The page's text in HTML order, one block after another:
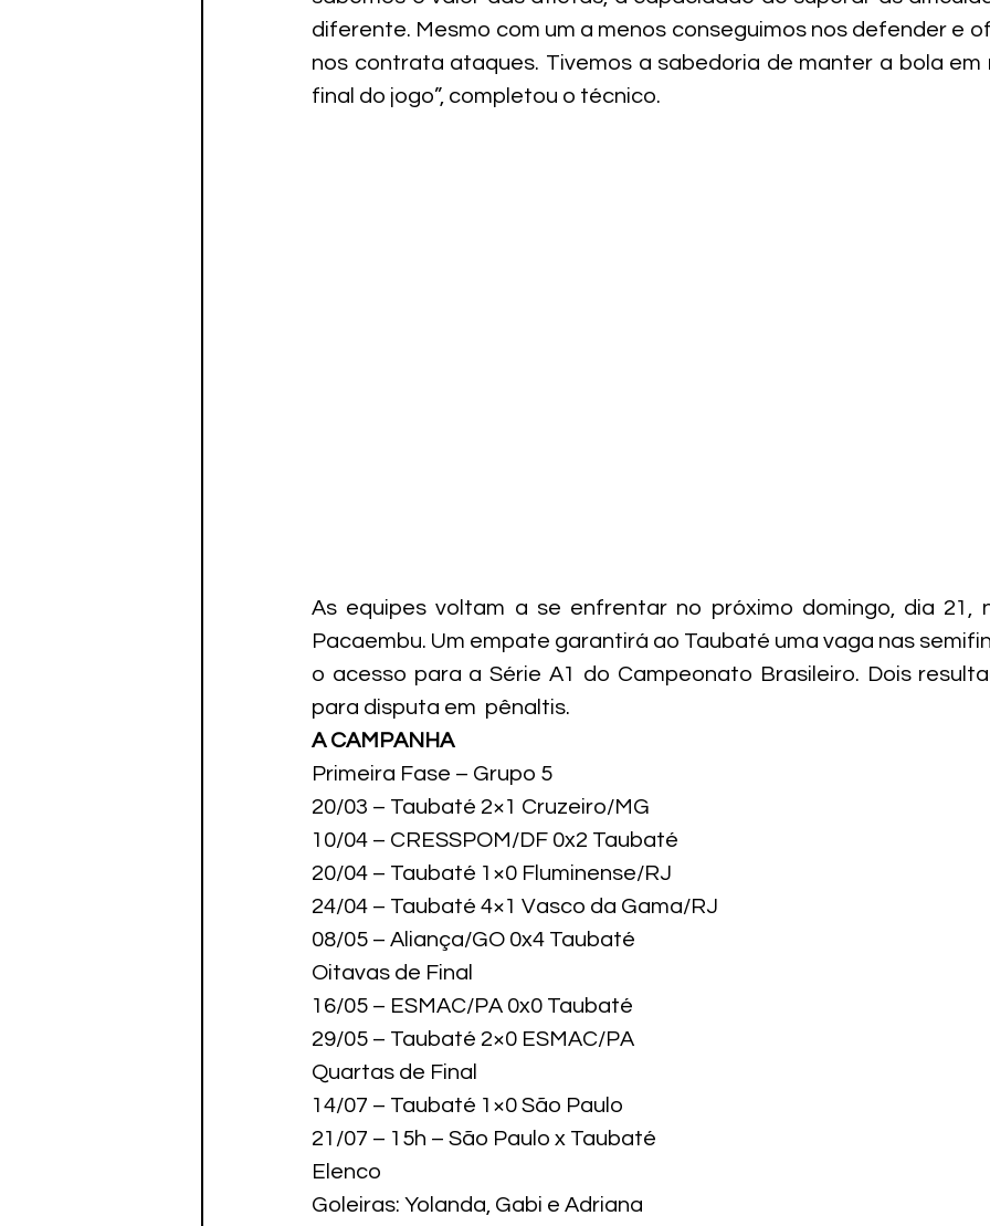
diferente. Mesmo com um a menos conseguimos nos defender e
nos contrata ataques. Tivemos a sabedoria de manter a bola em
final do jogo”, completou o técnico.
As equipes voltam a se enfrentar no próximo domingo, dia 21,
Pacaembu. Um empate garantirá ao Taubaté uma vaga nas
o acesso para a Série A1 do Campeonato Brasileiro. Dois
para disputa em  pênaltis.
A CAMPANHA
Primeira Fase – Grupo 5
20/03 – Taubaté 2×1 Cruzeiro/MG
10/04 – CRESSPOM/DF 0x2 Taubaté
20/04 – Taubaté 1×0 Fluminense/RJ
24/04 – Taubaté 4×1 Vasco da Gama/RJ
08/05 – Aliança/GO 0x4 Taubaté
Oitavas de Final
16/05 – ESMAC/PA 0x0 Taubaté
29/05 – Taubaté 2×0 ESMAC/PA
Quartas de Final
14/07 – Taubaté 1×0 São Paulo
21/07 – 15h – São Paulo x Taubaté
Elenco
Goleiras: Yolanda, Gabi e Adriana